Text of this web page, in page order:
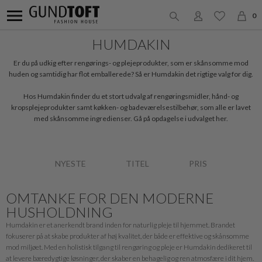
0
HUMDAKIN
Er du på udkig efter rengørings- og plejeprodukter, som er skånsomme mod
huden og samtidig har flot emballerede? Så er Humdakin det rigtige valg for dig.
Hos Humdakin finder du et stort udvalg af rengøringsmidler, hånd- og
kropsplejeprodukter samt køkken- og badeværelsestilbehør, som alle er lavet
med skånsomme ingredienser. Gå på opdagelse i udvalget her.
NYESTE TITEL PRIS
OMTANKE FOR DEN MODERNE
HUSHOLDNING
Humdakin er et anerkendt brand inden for naturlig pleje til hjemmet. Brandet
fokuserer på at skabe produkter af høj kvalitet, der både er effektive og skånsomme
mod miljøet. Med en holistisk tilgang til rengøring og pleje er Humdakin dedikeret til
at levere bæredygtige løsninger, der skaber en behagelig og ren atmosfære i dit hjem.